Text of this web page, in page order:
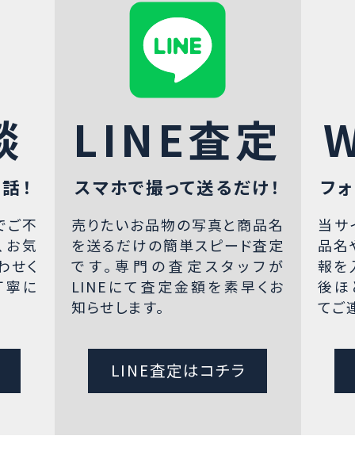
！
ご不
お気
せく
寧に
LINE査定
スマホで撮って送るだけ！
売りたいお品物の写真と商品名
を送るだけの簡単スピード査定
です。専門の査定スタッフが
LINEにて査定金額を素早くお
知らせします。
LINE査定はコチラ
フ
当サ
品名
報を
後ほ
てご